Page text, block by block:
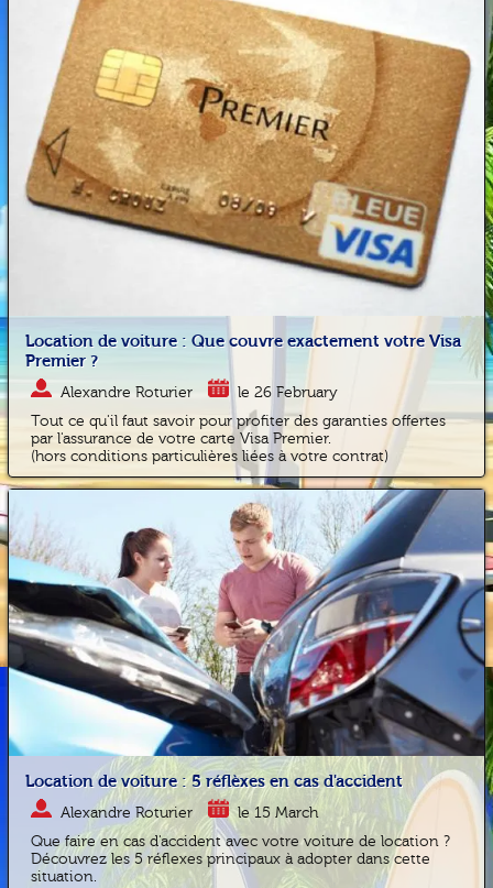
Location de voiture : Que couvre exactement votre Visa
Premier ?
Alexandre Roturier
le 26 February
Tout ce qu'il faut savoir pour profiter des garanties offertes
par l'assurance de votre carte Visa Premier.
(hors conditions particulières liées à votre contrat)
Location de voiture : 5 réflèxes en cas d'accident
Alexandre Roturier
le 15 March
Que faire en cas d'accident avec votre voiture de location ?
Découvrez les 5 réflexes principaux à adopter dans cette
situation.